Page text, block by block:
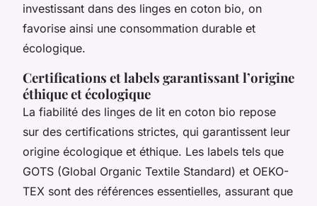
investissant dans des linges en coton bio, on
favorise ainsi une consommation durable et
écologique.
Certifications et labels garantissant l’origine
éthique et écologique
La fiabilité des linges de lit en coton bio repose
sur des certifications strictes, qui garantissent leur
origine écologique et éthique. Les labels tels que
GOTS (Global Organic Textile Standard) et OEKO-
TEX sont des références essentielles, assurant que